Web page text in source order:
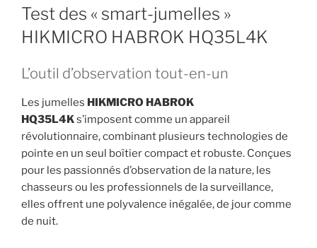
LE
Test des « smart-jumelles »
HIKMICRO HABROK HQ35L4K
L’outil d’observation tout-en-un
Les jumelles HIKMICRO HABROK
HQ35L4Ks’imposent comme un appareil
révolutionnaire, combinant plusieurs technologies de
pointe en un seul boîtier compact et robuste. Conçues
pour les passionnés d’observation de la nature, les
chasseurs ou les professionnels de la surveillance,
elles offrent une polyvalence inégalée, de jour comme
de nuit.